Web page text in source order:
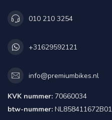
010 210 3254
+31629592121
info@premiumbikes.nl
KVK nummer: 70660034
btw-nummer: NL858411672B01